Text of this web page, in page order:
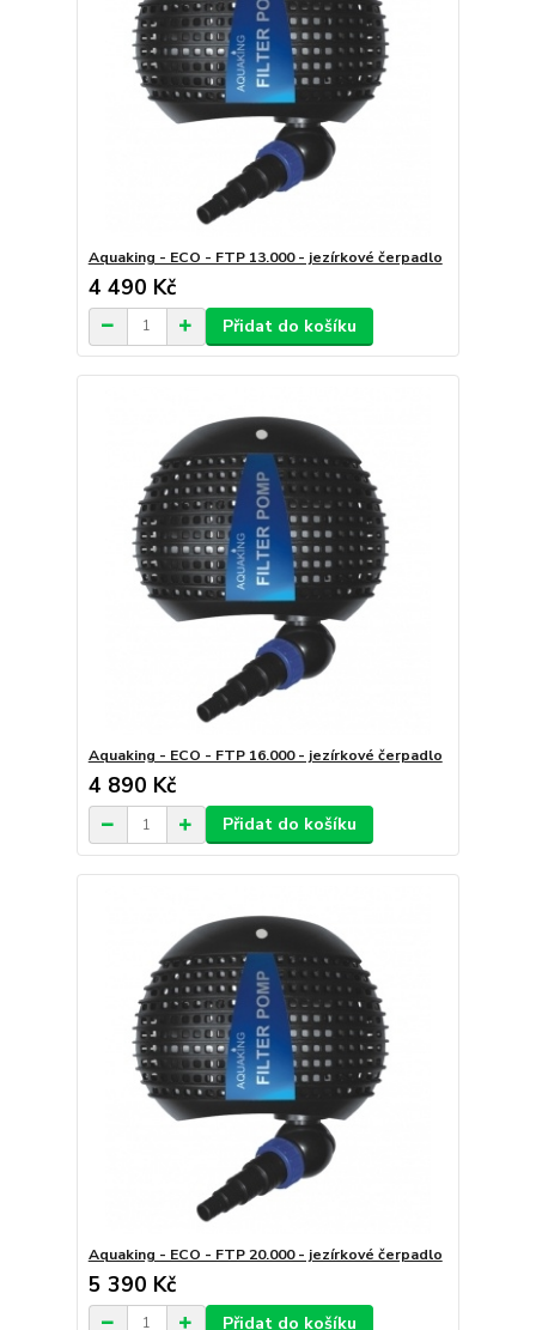
Aquaking - ECO - FTP 13.000 - jezírkové čerpadlo
4 490 Kč
Přidat do košíku
Aquaking - ECO - FTP 16.000 - jezírkové čerpadlo
4 890 Kč
Přidat do košíku
Aquaking - ECO - FTP 20.000 - jezírkové čerpadlo
5 390 Kč
Přidat do košíku